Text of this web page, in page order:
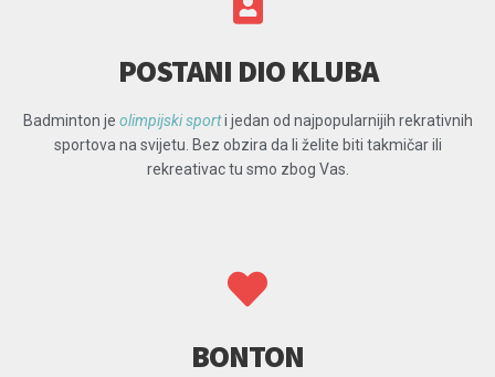
POSTANI DIO KLUBA
Badminton je olimpijski sporti jedan od najpopularnijih rekrativnih
sportova na svijetu. Bez obzira da li želite biti takmičar ili
rekreativac tu smo zbog Vas.
BONTON